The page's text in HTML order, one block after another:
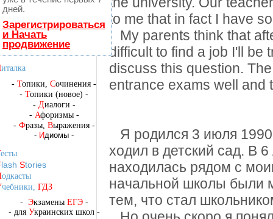
to me that in fact I have
My parents think that
difficult to find a job I'll be
discuss this question.
entrance exams well and
Я родился 3 июля 1990
ходил в детский сад. В
находилась рядом с
начальной школы были
тем, что стал
дней.
Зарегистрироваться
и Начать
продвижение
италка
- Топики, Сочинения -
- Топики (новое) -
- Диалоги -
- Афоризмы-
- Фразы, Выражения-
- Идиомы -
есты
lash Stories
одкасты
чебники, ГДЗ
- Экзамены ЕГЭ-
- для Украинских школ-